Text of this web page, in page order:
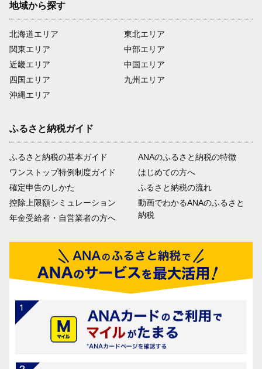
地域から探す
北海道エリア
関東エリア
近畿エリア
四国エリア
沖縄エリア
東北エリア
中部エリア
中国エリア
九州エリア
ふるさと納税ガイド
ふるさと納税の基本ガイド
ワンストップ特例制度ガイド
確定申告のしかた
控除上限額シミュレーション
年金受給者・自営業者の方へ
ANAのふるさと納税の特徴
はじめての方へ
ふるさと納税の流れ
動画でわかるANAのふるさと
納税